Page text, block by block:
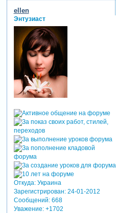
ellen
Энтузиаст
Откуда:Украина
Зарегистрирован: 24-01-2012
Сообщений:668
Уважение: +1702